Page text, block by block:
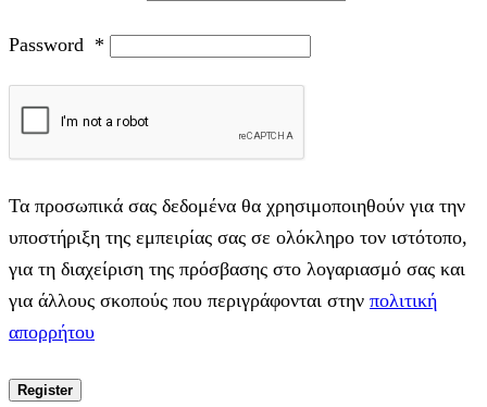
Password *
Τα προσωπικά σας δεδομένα θα χρησιμοποιηθούν για την
υποστήριξη της εμπειρίας σας σε ολόκληρο τον ιστότοπο,
για τη διαχείριση της πρόσβασης στο λογαριασμό σας και
για άλλους σκοπούς που περιγράφονται στην πολιτική
απορρήτου
Register